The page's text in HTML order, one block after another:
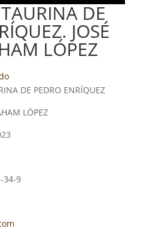
DE
JOSÉ
LÓPEZ
DE PEDRO ENRÍQUEZ
LÓPEZ
34-9